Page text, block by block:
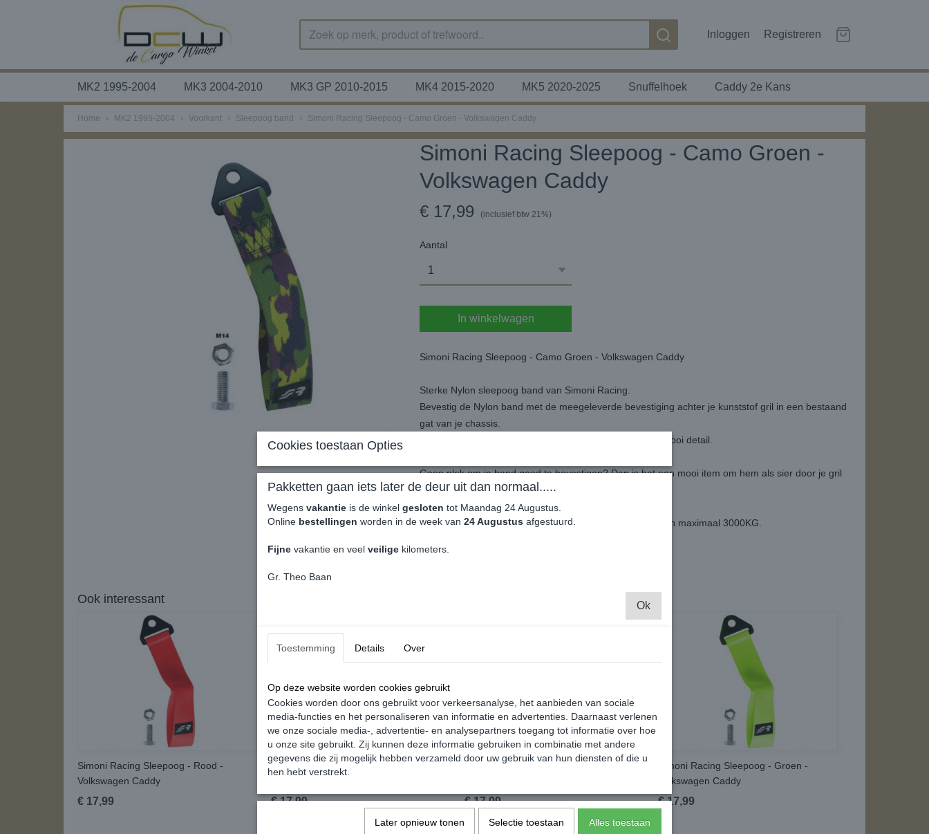
Inloggen Registreren
MK2 1995-2004 MK3 2004-2010 MK3 GP 2010-2015 MK4 2015-2020 MK5 2020-2025 Snuffelhoek Caddy 2e Kans
Home › MK2 1995-2004 › Voorkant › Sleepoog band › Simoni Racing Sleepoog - Camo Groen - Volkswagen Caddy
Simoni Racing Sleepoog - Camo Groen -
Volkswagen Caddy
€ 17,99 (inclusief btw 21%)
Aantal
In winkelwagen
Simoni Racing Sleepoog - Camo Groen - Volkswagen Caddy
Sterke Nylon sleepoog band van Simoni Racing.
Bevestig de Nylon band met de meegeleverde bevestiging achter je kunststof gril in een bestaand
gat van je chassis.
Zorg dat je band door je gril naar buiten komt voor een mooi detail.
Geen plek om je band goed te bevestigen? Dan is het een mooi item om hem als sier door je gril
naar buiten te laten komen.
Bij een juiste bevestiging heeft de band een trekkracht van maximaal 3000KG.
Ook interessant
Simoni Racing Sleepoog - Rood -
Volkswagen Caddy
€ 17,99
Simoni Racing Sleepoog - Zwart -
€ 17,99
Simoni Racing Sleepoog - Blauw -
€ 17,99
Simoni Racing Sleepoog - Groen -
Volkswagen Caddy
€ 17,99
Cookies toestaan Opties
Pakketten gaan iets later de deur uit dan normaal.....
Wegens vakantie is de winkel gesloten tot Maandag 24 Augustus.
Online bestellingen worden in de week van 24 Augustus afgestuurd.
Fijne vakantie en veel veilige kilometers.
Gr. Theo Baan
Ok
Toestemming Details Over
Op deze website worden cookies gebruikt
Cookies worden door ons gebruikt voor verkeersanalyse, het aanbieden van sociale
media-functies en het personaliseren van informatie en advertenties. Daarnaast verlenen
we onze sociale media-, advertentie- en analysepartners toegang tot informatie over hoe
u onze site gebruikt. Zij kunnen deze informatie gebruiken in combinatie met andere
gegevens die zij mogelijk hebben verzameld door uw gebruik van hun diensten of die u
hen hebt verstrekt.
Later opnieuw tonen Selectie toestaan Alles toestaan